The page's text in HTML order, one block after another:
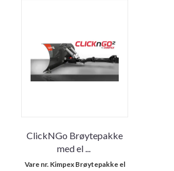
ClickNGo Brøytepakke
med el...
Vare nr. Kimpex Brøytepakke el